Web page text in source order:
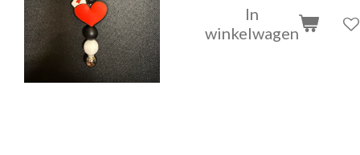
In
winkelwagen